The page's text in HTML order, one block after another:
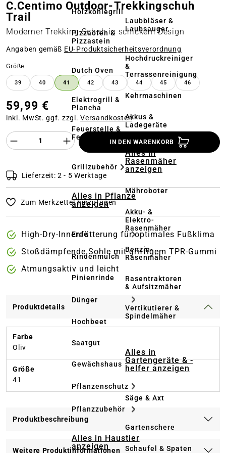
Holzkohlegrill
Pizzaofen &
Pizzastein
Dutch Oven
Elektrogrill &
Plancha
Feuerstelle &
Feuerschale
Grillzubehör
Alles in Pflanze
anzeigen
Erde
Rindenmulch
Pinienrinde
Dünger
Hochbeet
Saatgut
Gewächshaus
Pflanzenschutz
Pflanzzubehör
Alles in Haustier
anzeigen
Laubbläser &
Laubsauger
Hochdruckreiniger
&
Terrassenreinigung
Kehrmaschinen
Akkus &
Ladegeräte
Alles in
Rasenmäher
anzeigen
Mähroboter
Akku- &
Elektro-
Rasenmäher
Benzin-
Rasenmäher
Rasentraktoren
& Aufsitzmäher
Vertikutierer &
Spindelmäher
Alles in
Gartengeräte & -
helfer anzeigen
Säge & Axt
Gartenschere
Schaufel & Spaten
C.Centimo Outdoor-Trekkingschuh
Trail
Moderner Trekking-Schuh in schickem Design
Angaben gemäß EU‑Produktsicherheitsverordnung
Größe
39 40 41 42 43 44 45 46
59,99 €
inkl. MwSt. ggf. zzgl.Versandkosten
Produkt Anzahl des Produktes
IN DEN WARENKORB
Lieferzeit: 2 - 5 Werktage
Zum Merkzettel hinzufügen
High-Dry-Innenfütterung für optimales Fußklima
Stoßdämpfende Sohle mit griffigem TPR-Gummi
Atmungsaktiv und leicht
Produktdetails
Farbe
Oliv
Größe
41
Produktbeschreibung
Weitere Produktinformationen